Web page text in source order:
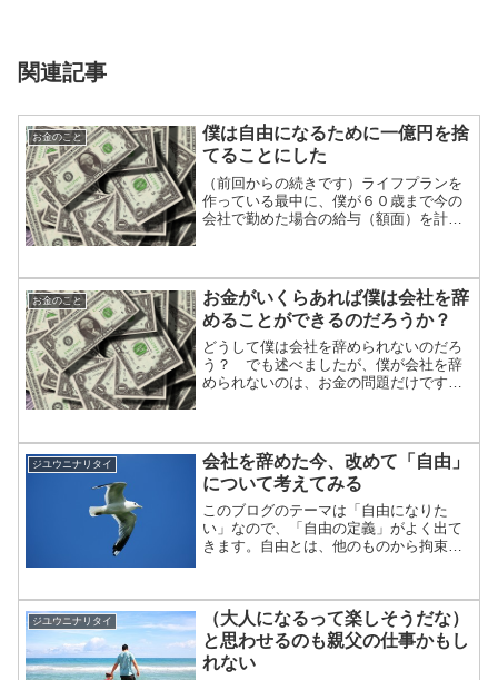
関連記事
お金のこと
僕は自由になるために一億円を捨
てることにした
（前回からの続きです）ライフプランを
作っている最中に、僕が６０歳まで今の
会社で勤めた場合の給与（額面）を計算
１億円でした。僕が今年会...
お金のこと
お金がいくらあれば僕は会社を辞
めることができるのだろうか？
どうして僕は会社を辞められないのだろ
う？ でも述べましたが、僕が会社を辞
められないのは、お金の問題だけです。
ジユウニナリタイ
会社を辞めた今、改めて「自由」
について考えてみる
このブログのテーマは「自由になりた
い」なので、「自由の定義」がよく出て
きます。自由とは、他のものから拘束・
に、自由の定義について２つの記事を書
きました。
ジユウニナリタイ
（大人になるって楽しそうだな）
と思わせるのも親父の仕事かもし
れない